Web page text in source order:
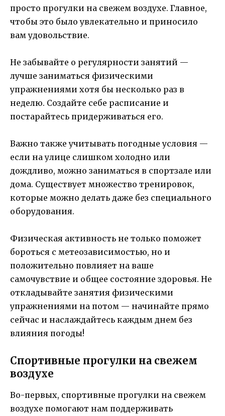
просто прогулки на свежем воздухе. Главное,
чтобы это было увлекательно и приносило
вам удовольствие.
Не забывайте о регулярности занятий —
лучше заниматься физическими
упражнениями хотя бы несколько раз в
неделю. Создайте себе расписание и
постарайтесь придерживаться его.
Важно также учитывать погодные условия —
если на улице слишком холодно или
дождливо, можно заниматься в спортзале или
дома. Существует множество тренировок,
которые можно делать даже без специального
оборудования.
Физическая активность не только поможет
бороться с метеозависимостью, но и
положительно повлияет на ваше
самочувствие и общее состояние здоровья. Не
откладывайте занятия физическими
упражнениями на потом — начинайте прямо
сейчас и наслаждайтесь каждым днем без
влияния погоды!
Спортивные прогулки на свежем
воздухе
Во-первых, спортивные прогулки на свежем
воздухе помогают нам поддерживать